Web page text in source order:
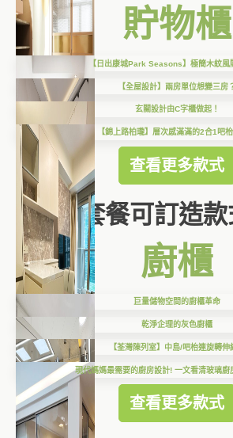
貯物櫃
【日出康城Park Seasons】極簡木紋風
【全屋設計】兩房單位想變三房
玄關設計由C字櫃做起！
【錦上路柏瓏】層次感滿滿的2合1吧
查看更多款式
套餐可訂造款
廚櫃
巨量儲物空間的廚櫃革命
乾淨企理的灰色廚櫃
【荃灣陳列室】中島/吧枱連旋轉伸
現代媽媽最需要的廚房設計! 一文看清玻璃廚
查看更多款式